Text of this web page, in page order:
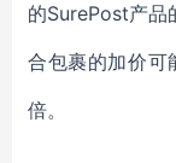
的SurePost产品
合包裹的加价可
倍。